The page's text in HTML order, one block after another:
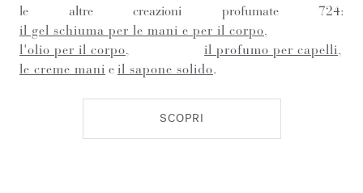
le altre creazioni profumate 724:
il gel schiuma per le mani e per il corpo
l'olio per il corpo
il profumo per capelli
le creme mani e il sapone solido.
SCOPRI